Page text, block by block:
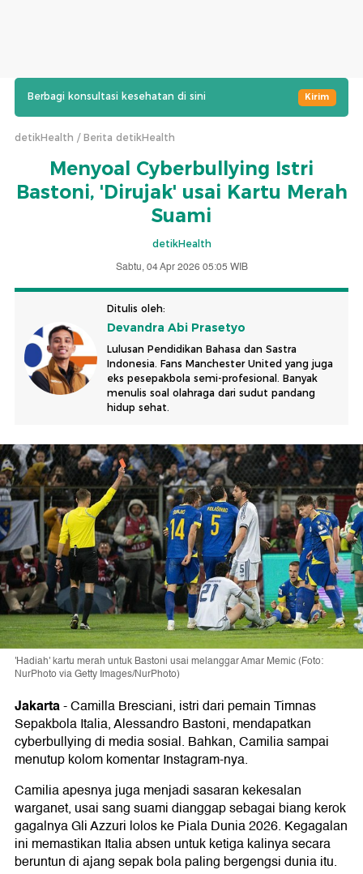
Berbagi konsultasi kesehatan di sini Kirim
detikHealth Berita detikHealth
Menyoal Cyberbullying Istri
Bastoni, 'Dirujak' usai Kartu Merah
Suami
detikHealth
Sabtu, 04 Apr 2026 05:05 WIB
Ditulis oleh:
Devandra Abi Prasetyo
Lulusan Pendidikan Bahasa dan Sastra
Indonesia. Fans Manchester United yang juga
eks pesepakbola semi-profesional. Banyak
menulis soal olahraga dari sudut pandang
hidup sehat.
'Hadiah' kartu merah untuk Bastoni usai melanggar Amar Memic (Foto:
NurPhoto via Getty Images/NurPhoto)
Jakarta-Camilla Bresciani, istri dari pemain Timnas
Sepakbola Italia, Alessandro Bastoni, mendapatkan
cyberbullying di media sosial. Bahkan, Camilia sampai
menutup kolom komentar Instagram-nya.
Camilia apesnya juga menjadi sasaran kekesalan
warganet, usai sang suami dianggap sebagai biang kerok
gagalnya Gli Azzuri lolos ke Piala Dunia 2026. Kegagalan
ini memastikan Italia absen untuk ketiga kalinya secara
beruntun di ajang sepak bola paling bergengsi dunia itu.